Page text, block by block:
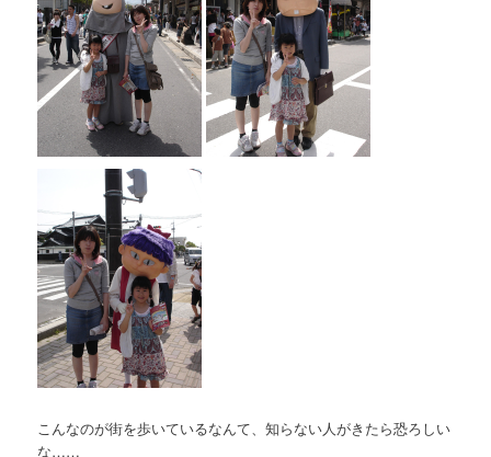
こんなのが街を歩いているなんて、知らない人がきたら恐ろしい
な……